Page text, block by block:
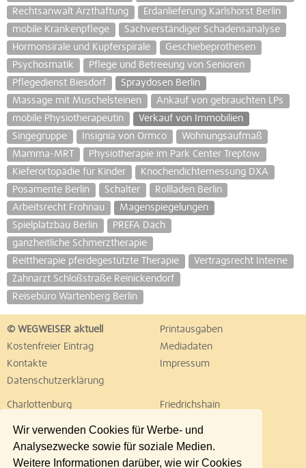
Wir verwenden Cookies für Werbe- und
Analysezwecke sowie für soziale Medien.
Weitere Informationen darüber, wie wir Cookies
Rechtsanwalt Arzthaftung
Erdanlieferung Karlshorst Berlin
mobile Krankenpflege
Sachverständiger Schadensanalyse
Hormonsirale und Kupferspirale
Geschiebeprothesen
Psychosmatik
Pflege und Betreeung von Senioren
Pflegedienst Biesdorf
Spraydosen Berlin
Massage mit Muschelsteinen
Ankauf von gebrauchten LPs
mobile Physiotherapeutin
Verkauf von Immobilien
Singegruppe
Insignia von Ormco
Wohnungsaufmaß
Mamma-MRT
Physiotherapie im Park Center Treptow
Kieferortopädie für Kinder
Knochendichtemessung DXA
Posamente Berlin
Schalter
Rollladen Berlin
Arbeitsrecht Frohnau
Magenspiegelungen
Spielplatzbau Berlin
PREFA Dach
ganzheitliche Schmerztherapie
Reittherapie pferdegestützte Therapie
Vertragsrecht Interne
Zahnarzt Schloßstraße Reinickendorf
Reisebüro Wartenberg Berlin
© WEGWEISER aktuell
Printausgaben
Kostenfreier Eintrag
Mediadaten
Kontakte
Impressum
Datenschutzerklärung
Charlottenburg
Friedrichshain
Lichtenberg
Marzahn